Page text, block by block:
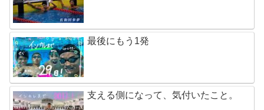
最後にもう1発
支える側になって、気付いたこと。